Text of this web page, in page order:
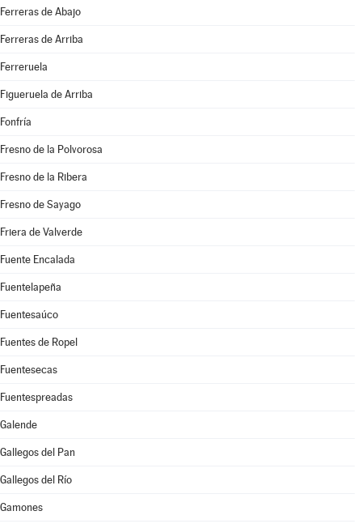
Ferreras de Abajo
Ferreras de Arriba
Ferreruela
Figueruela de Arriba
Fonfría
Fresno de la Polvorosa
Fresno de la Ribera
Fresno de Sayago
Friera de Valverde
Fuente Encalada
Fuentelapeña
Fuentesaúco
Fuentes de Ropel
Fuentesecas
Fuentespreadas
Galende
Gallegos del Pan
Gallegos del Río
Gamones